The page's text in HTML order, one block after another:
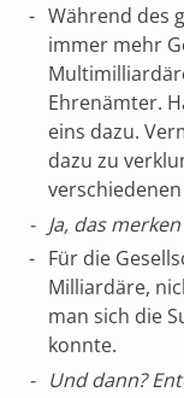
Während des
immer mehr
Ehrenämter.
eins dazu.
dazu zu
Ja, das
Für die
Milliardäre,
man sich die
konnte.
Und dann?